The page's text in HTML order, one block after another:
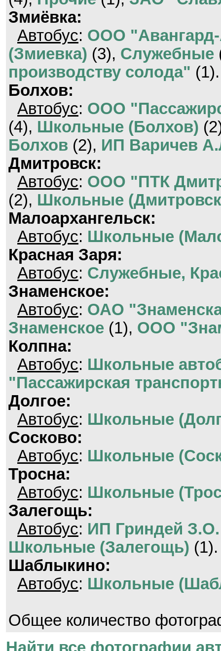
Змиёвка:
Автобус: ООО
(Змиевка) (3), Служебные
производству солода" (1).
Болхов:
Автобус: ООО
(4), Школьные (Болхов)
Болхов (2), ИП Варичев
Дмитровск:
Автобус: ООО "ПТК
(2), Школьные
Малоархангельск:
Автобус: Школьные
Красная Заря:
Автобус: Служебные,
Знаменское:
Автобус: ОАО
Знаменское (1), ООО
Колпна:
Автобус: Школьные
"Пассажирская
Долгое:
Автобус: Школьные
Сосково:
Автобус: Школьные
Тросна:
Автобус: Школьные
Залегощь:
Автобус: ИП Гриндей З.О.
Школьные (Залегощь) (1).
Шаблыкино:
Автобус: Школьные
Общее количество